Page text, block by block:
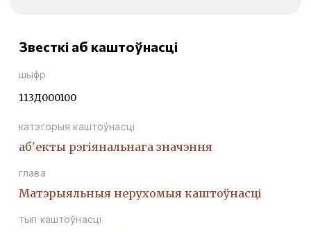
Звесткі аб каштоўнасці
шыфр
113Д000100
катэгорыя каштоўнасці
аб'екты рэгіянальнага значэння
глава
Матэрыяльныя нерухомыя каштоўнасці
тып каштоўнасці